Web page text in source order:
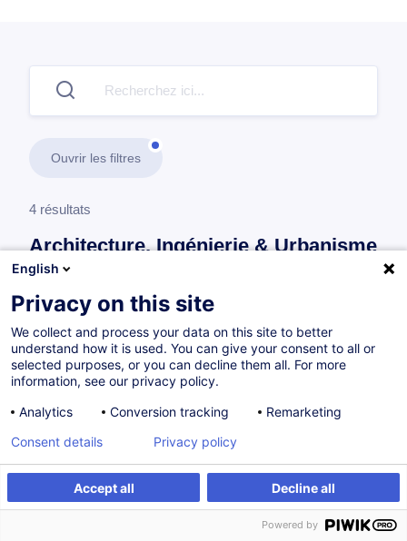
Ouvrir les filtres
4 résultats
Architecture, Ingénierie & Urbanisme
Consultez toute l'offreArchitecture, Ingénierie &
Urbanisme
ici.
Matériaux, techniques et mise en œuvre
Pathologie des bâtiments
FR
English
Privacy on this site
We collect and process your data on this site to better
understand how it is used. You can give your consent to all or
selected purposes, or you can decline them all. For more
information, see our privacy policy.
Analytics
Conversion tracking Remarketing
Accept all Decline all
Consent details Privacy policy
Powered by